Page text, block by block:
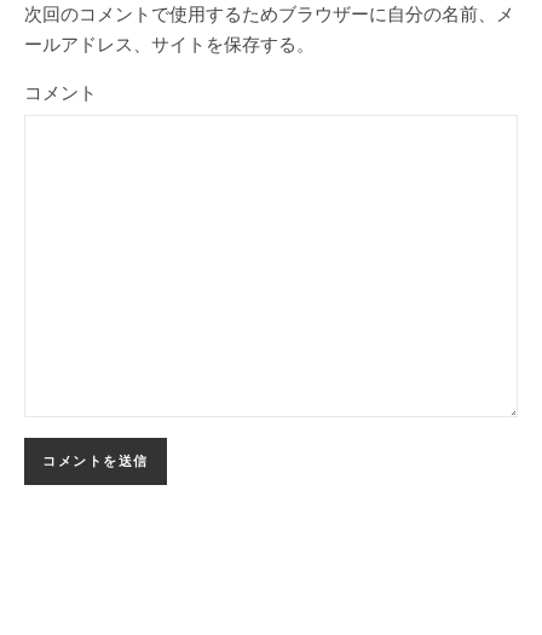
次回のコメントで使用するためブラウザーに自分の名前、メ
ールアドレス、サイトを保存する。
コメント